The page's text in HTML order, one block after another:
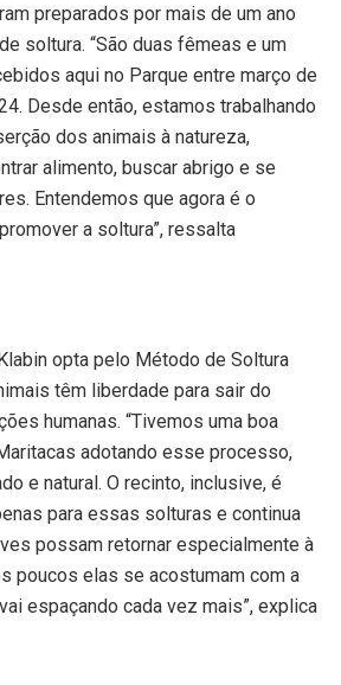
preparados por mais de um ano
soltura. “São duas fêmeas e um
aqui no Parque entre março de
Desde então, estamos trabalhando
dos animais à natureza,
alimento, buscar abrigo e se
Entendemos que agora é o
a soltura”, ressalta
opta pelo Método de Soltura
têm liberdade para sair do
humanas. “Tivemos uma boa
adotando esse processo,
e natural. O recinto, inclusive, é
para essas solturas e continua
possam retornar especialmente à
poucos elas se acostumam com a
espaçando cada vez mais”, explica